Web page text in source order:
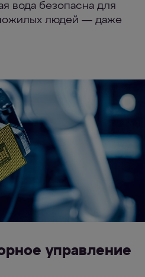
вода безопасна для
людей — даже
управление